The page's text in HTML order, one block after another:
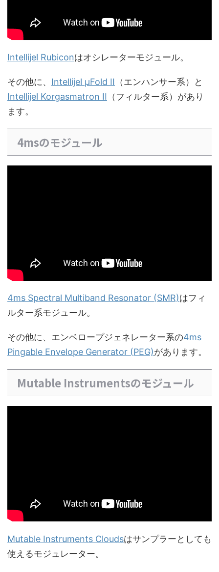
Intellijel Rubiconはオシレーターモジュール。
その他に、 Intellijel µFold II （エンハンサー系）と
Intellijel Korgasmatron II （フィルター系）があり
ます。
4msのモジュール
4ms Spectral Multiband Resonator (SMR)はフィ
ルター系モジュール。
その他に、エンベロープジェネレーター系の4ms
Pingable Envelope Generator (PEG)があります。
Mutable Instrumentsのモジュール
Mutable Instruments Cloudsはサンプラーとしても
使えるモジュレーター。